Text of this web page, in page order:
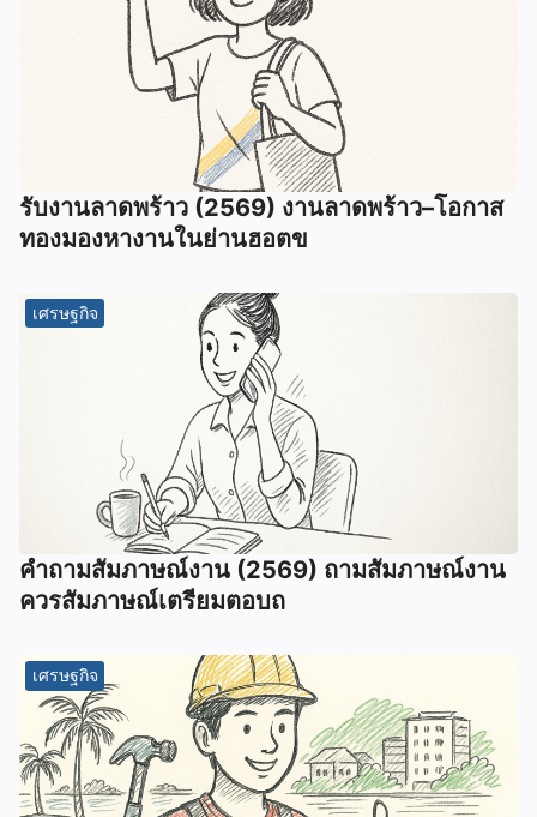
รับงานลาดพร้าว (2569) งานลาดพร้าว–โอกาส
ทองมองหางานในย่านฮอตข
เศรษฐกิจ
คําถามสัมภาษณ์งาน (2569) ถามสัมภาษณ์งาน
ควรสัมภาษณ์เตรียมตอบถ
เศรษฐกิจ